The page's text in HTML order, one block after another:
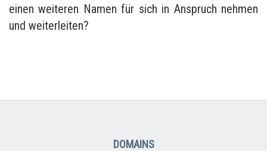
einen weiteren Namen für sich in Anspruch nehmen
und weiterleiten?
DOMAINS